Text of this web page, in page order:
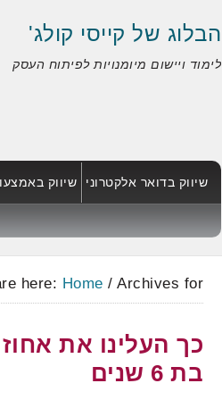
הבלוג של קייסי קולג'
לימוד ויישום מיומנויות לפיתוח העסק
שיווק בדואר אלקטרוני שיווק
here: Home / Archives for רשימות תפוצה
בת 6 שנים